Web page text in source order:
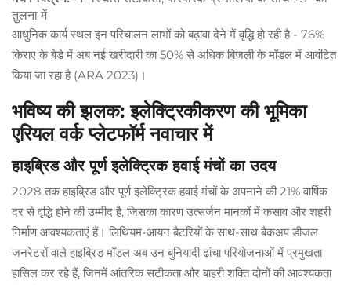
तुलना में
आधुनिक कार्य स्थल इन परिचालन लाभों को बढ़ावा देने में वृद्धि हो रही है - 76%
किराए के बेड़े में अब नई खरीदारी का 50% से अधिक बिजली के मॉडल में आवंटित
किया जा रहा है (ARA 2023)।
भविष्य की झलक: इलेक्ट्रिकीकरण की भूमिका
एरियल वर्क प्लेटफॉर्म नवाचार में
हाइब्रिड और पूर्ण इलेक्ट्रिक हवाई मंचों का उदय
2028 तक हाइब्रिड और पूर्ण इलेक्ट्रिक हवाई मंचों के अपनाने की 21% वार्षिक
दर से वृद्धि होने की उम्मीद है, जिसका कारण उत्सर्जन मानकों में कसाव और शहरी
निर्माण आवश्यकताएं हैं। लिथियम-आयन बैटरियों के साथ-साथ बैकअप डीजल
जनरेटरों वाले हाइब्रिड मॉडल अब उन बुनियादी ढांचा परियोजनाओं में प्रमुखता
हासिल कर रहे हैं, जिनमें आंतरिक सटीकता और बाहरी शक्ति दोनों की आवश्यकता